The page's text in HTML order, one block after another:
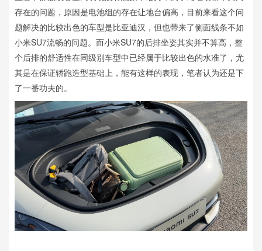
存在的问题，原因是电池组的存在让地台偏高，目前来看这个问
题解决的比较出色的车型是比亚迪汉，但也带来了侧面线条不如
小米SU7流畅的问题。而小米SU7的后排坐姿其实并不算高，整
个后排的舒适性在同级别车型中已经属于比较出色的水准了，尤
其是在保证轿跑造型基础上，能有这样的表现，笔者认为还是下
了一番功夫的。